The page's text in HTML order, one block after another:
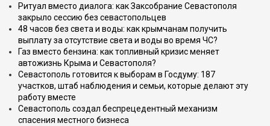
Ритуал вместо диалога: как Заксобрание Севастополя
закрыло сессию без севастопольцев
48 часов без света и воды: как крымчанам получить
выплату за отсутствие света и воды во время ЧС?
Газ вместо бензина: как топливный кризис меняет
автожизнь Крыма и Севастополя?
Севастополь готовится к выборам в Госдуму: 187
участков, штаб наблюдения и семьи, которые делают эту
работу вместе
Севастополь создал беспрецедентный механизм
спасения местного бизнеса